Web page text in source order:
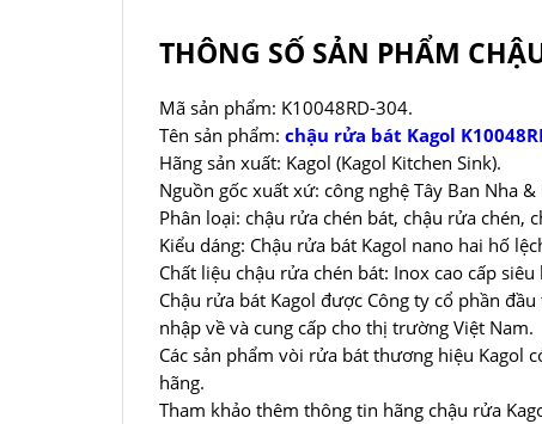
THÔNG SỐ SẢN PHẨM
Mã sản phẩm: K10048RD-304.
Tên sản phẩm: chậu rửa bát Kagol
Hãng sản xuất: Kagol (Kagol Kitchen Sink).
Nguồn gốc xuất xứ: công nghệ Tây Ban Nha &
Phân loại: chậu rửa chén bát, chậu rửa chén,
Kiểu dáng: Chậu rửa bát Kagol nano hai hố
Chất liệu chậu rửa chén bát: Inox cao cấp
Chậu rửa bát Kagol được Công ty cổ phần
nhập về và cung cấp cho thị trường Việt Nam.
Các sản phẩm vòi rửa bát thương hiệu Kagol
hãng.
Tham khảo thêm thông tin hãng chậu rửa